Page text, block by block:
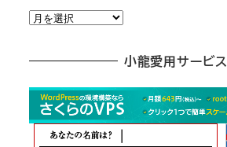
月
カ
小龍愛用サービス